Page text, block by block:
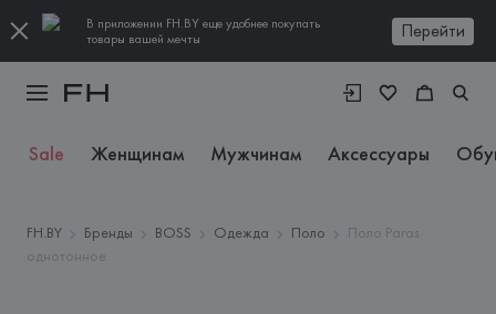
В приложении FH.BY еще удобнее покупать
товары вашей мечты
Перейти
Sale Женщинам Мужчинам Аксессуары
FH.BY Бренды BOSS Одежда Поло
Поло Paras
однотонное